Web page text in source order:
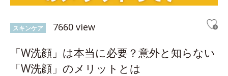
スキンケア 7660 view
「W洗顔」は本当に必要？意外と知らない
「W洗顔」のメリットとは